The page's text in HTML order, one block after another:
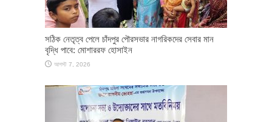
সঠিক নেতৃত্ব পেলে চাঁদপুর পৌরসভার নাগরিকদের সেবার মান
বৃদ্ধি পাবে: মোশাররফ হোসাইন
আগস্ট 7, 2026